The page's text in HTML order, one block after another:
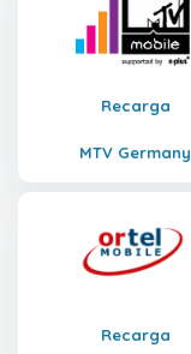
Recarga
MTV Germany
Recarga